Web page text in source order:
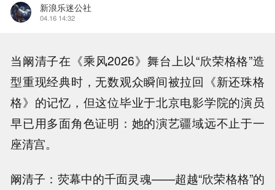
新浪乐迷公社
04.16 14:32
当阚清子在《乘风2026》舞台上以“欣荣格格”造
型重现经典时，无数观众瞬间被拉回《新还珠格
格》的记忆，但这位毕业于北京电影学院的演员
早已用多面角色证明：她的演艺疆域远不止于一
座清宫。
阚清子：荧幕中的千面灵魂——超越“欣荣格格”的